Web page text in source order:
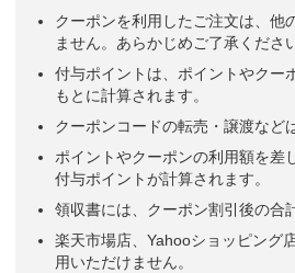
クーポンを利用したご注文は、他
ません。あらかじめご了承くださ
付与ポイントは、ポイントやクー
もとに計算されます。
クーポンコードの転売・譲渡など
ポイントやクーポンの利用額を差
付与ポイントが計算されます。
領収書には、クーポン割引後の合
楽天市場店、Yahooショッピング
用いただけません。